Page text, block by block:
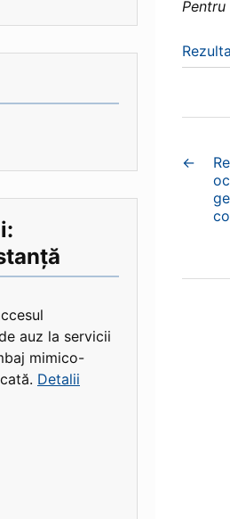
←
auz la servicii
mimico-
Detalii